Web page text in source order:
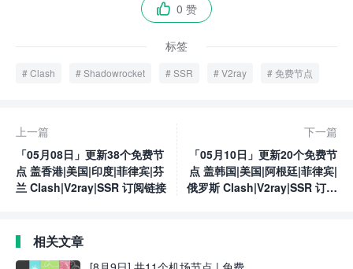
 0 赞
标签
Clash Shadowrocket SSR V2ray 免费节点
上一篇
「05月08日」更新38个免费节
点 盖香港|美国|印度|菲律宾|芬
兰 Clash|V2ray|SSR 订阅链接
下一篇
「05月10日」更新20个免费节
点 盖韩国|美国|阿根廷|菲律宾|
俄罗斯 Clash|V2ray|SSR 订阅
相关文章